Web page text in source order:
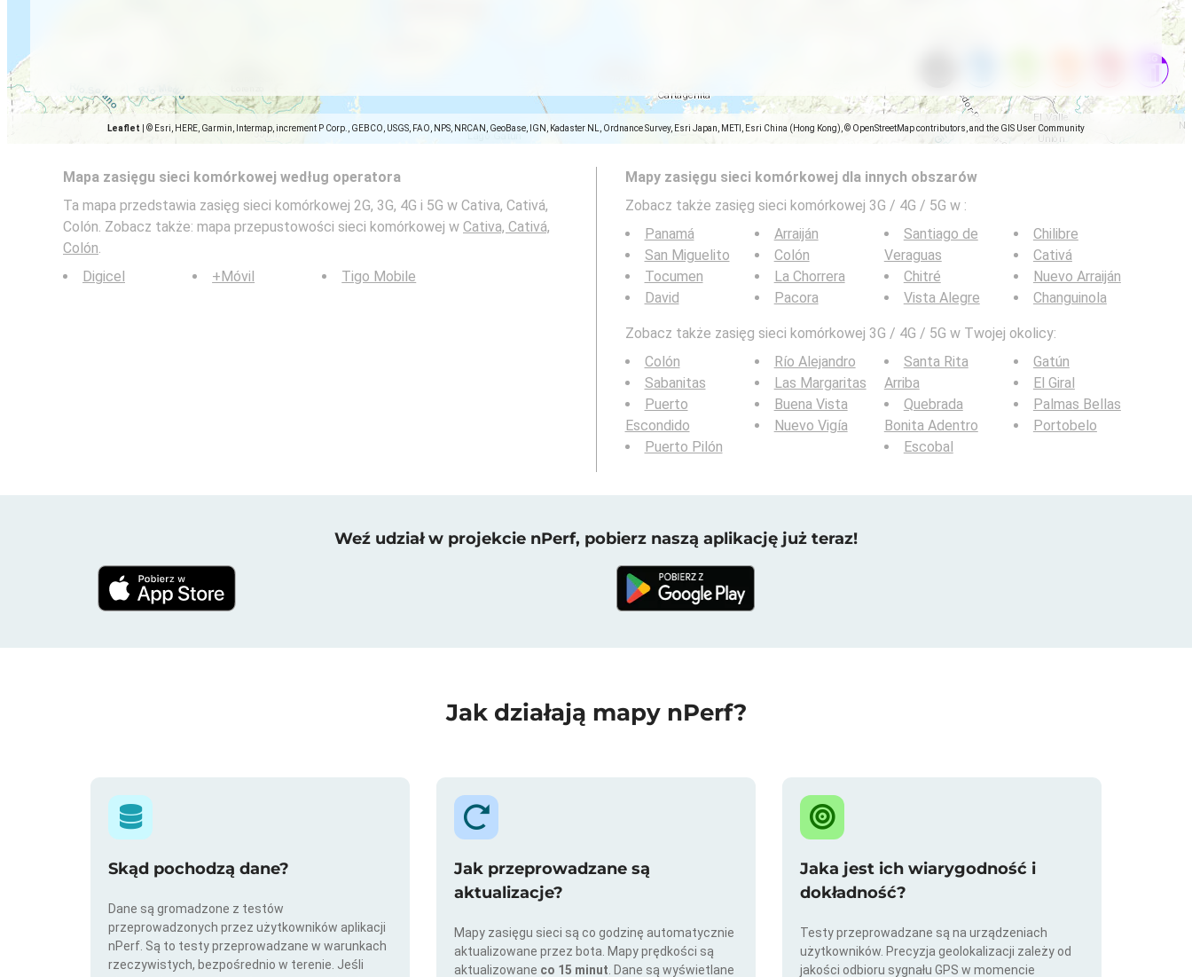
Leaflet © Esri, HERE, Garmin, Intermap, increment P Corp., GEBCO, USGS, FAO, NPS, NRCAN, GeoBase, IGN, Kadaster NL, Ordnance Survey, Esri Japan, METI, Esri China (Hong Kong), © OpenStreetMap contributors, and the GIS User Community
Mapa zasięgu sieci komórkowej według operatora
Ta mapa przedstawia zasięg sieci komórkowej 2G, 3G, 4G i 5G w Cativa, Cativá,
Colón. Zobacz także: mapa przepustowości sieci komórkowej w Cativa, Cativá,
Colón.
Digicel
+Móvil Tigo Mobile
Mapy zasięgu sieci komórkowej dla innych obszarów
Zobacz także zasięg sieci komórkowej 3G / 4G / 5G w :
Panamá
San Miguelito
Tocumen
David
Arraiján
Colón
La Chorrera
Pacora
Santiago de
Veraguas
Chitré
Vista Alegre
Chilibre
Cativá
Nuevo Arraiján
Changuinola
Zobacz także zasięg sieci komórkowej 3G / 4G / 5G w Twojej okolicy:
Colón
Sabanitas
Puerto
Escondido
Puerto Pilón
Río Alejandro
Las Margaritas
Buena Vista
Nuevo Vigía
Santa Rita
Arriba
Quebrada
Bonita Adentro
Escobal
Gatún
El Giral
Palmas Bellas
Portobelo
Weź udział w projekcie nPerf, pobierz naszą aplikację już teraz!
Jak działają mapy nPerf?
Skąd pochodzą dane?
Dane są gromadzone z testów
przeprowadzonych przez użytkowników aplikacji
nPerf. Są to testy przeprowadzane w warunkach
rzeczywistych, bezpośrednio w terenie. Jeśli
Jak przeprowadzane są
aktualizacje?
Mapy zasięgu sieci są co godzinę automatycznie
aktualizowane przez bota. Mapy prędkości są
aktualizowane co 15 minut . Dane są wyświetlane
Jaka jest ich wiarygodność i
dokładność?
Testy przeprowadzane są na urządzeniach
użytkowników. Precyzja geolokalizacji zależy od
jakości odbioru sygnału GPS w momencie